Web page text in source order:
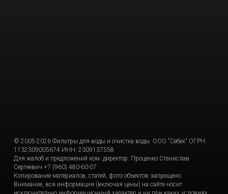
© 2005-2026 Фильтры для воды и очистка воды. ООО "Себек" ОГРН:
1132309005674 ИНН: 2309137558
Для жалоб и предложений ком. директор: Проценко Станислав
Сергеевич +7 (960) 480-60-07
Копирование материалов, статей, фото объектов запрещено.
Внимание, вся информация (включая цены) на сайте носит